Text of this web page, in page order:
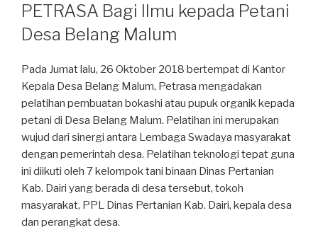
PETRASA Bagi Ilmu kepada Petani
Desa Belang Malum
Pada Jumat lalu, 26 Oktober 2018 bertempat di Kantor
Kepala Desa Belang Malum, Petrasa mengadakan
pelatihan pembuatan bokashi atau pupuk organik kepada
petani di Desa Belang Malum. Pelatihan ini merupakan
wujud dari sinergi antara Lembaga Swadaya masyarakat
dengan pemerintah desa. Pelatihan teknologi tepat guna
ini diikuti oleh 7 kelompok tani binaan Dinas Pertanian
Kab. Dairi yang berada di desa tersebut, tokoh
masyarakat, PPL Dinas Pertanian Kab. Dairi, kepala desa
dan perangkat desa.